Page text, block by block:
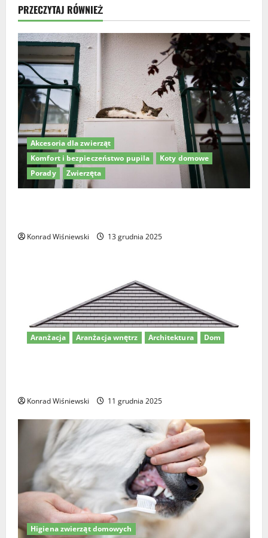
PRZECZYTAJ RÓWNIEŻ
Akcesoria dla zwierząt
Komfort i bezpieczeństwo pupila
Koty domowe
Porady
Zwierzęta
Konrad Wiśniewski 13 grudnia 2025
Aranżacja Aranżacja wnętrz Architektura Dom
Konrad Wiśniewski 11 grudnia 2025
Higiena zwierząt domowych